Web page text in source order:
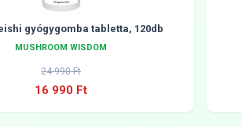
gyógygomba tabletta, 120db
MUSHROOM WISDOM
24 990 Ft
16 990 Ft